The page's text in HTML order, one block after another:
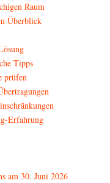
Raum
Überblick
Tipps
prüfen
Erfahrung
am 30. Juni 2026